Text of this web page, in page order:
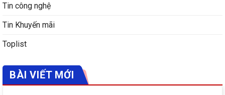
Tin công nghệ
Tin Khuyến mãi
Toplist
BÀI VIẾT MỚI